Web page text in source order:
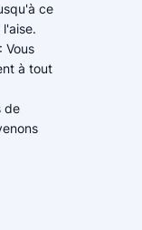
ce
Vous
à tout
de